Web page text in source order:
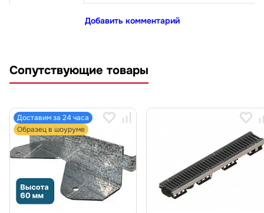
Добавить комментарий
Сопутствующие товары
Доставим за 24 часа
Образец в шоуруме